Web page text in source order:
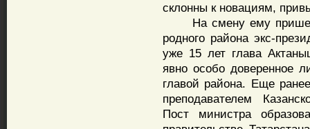
склонны к новациям,
На смену ему пришел
родного района экс-
уже 15 лет глава
явно особо доверенное
главой района. Еще
преподавателем
Пост министра